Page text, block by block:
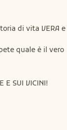
di vita VERA e
quale è il vero
E SUI VICINI!